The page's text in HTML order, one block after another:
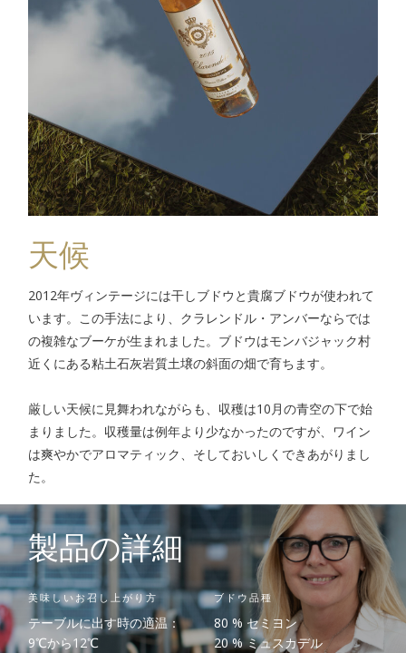
天候
2012年ヴィンテージには干しブドウと貴腐ブドウが使われて
います。この手法により、クラレンドル・アンバーならでは
の複雑なブーケが生まれました。ブドウはモンバジャック村
近くにある粘土石灰岩質土壌の斜面の畑で育ちます。
厳しい天候に見舞われながらも、収穫は10月の青空の下で始
まりました。収穫量は例年より少なかったのですが、ワイン
は爽やかでアロマティック、そしておいしくできあがりまし
た。
製品の詳細
美味しいお召し上がり方
テーブルに出す時の適温：
9℃から12℃
ブドウ品種
80 % セミヨン
20 % ミュスカデル